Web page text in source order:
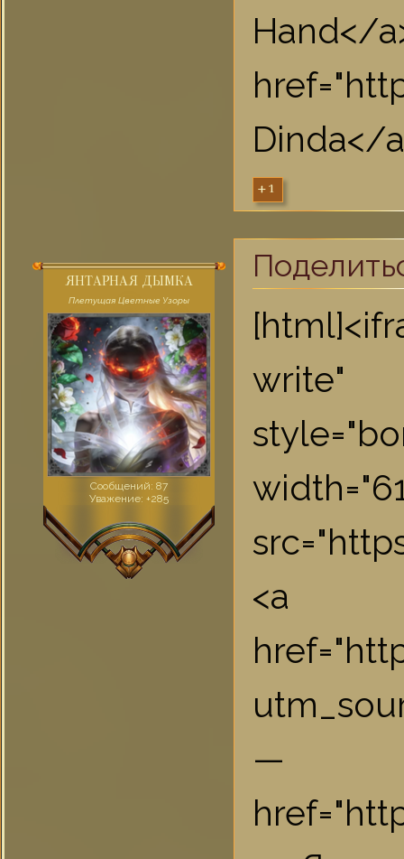
Dinda</
+1
ЯНТАРНАЯ ДЫМКА
Плетущая Цветные Узоры
Сообщений: 87
Уважение: +285
write"
<a